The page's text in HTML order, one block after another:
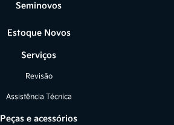
Seminovos
Estoque Novos
Serviços
Revisão
Assistência Técnica
Peças e acessórios